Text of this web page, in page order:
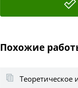
Похожие
Теоретическое